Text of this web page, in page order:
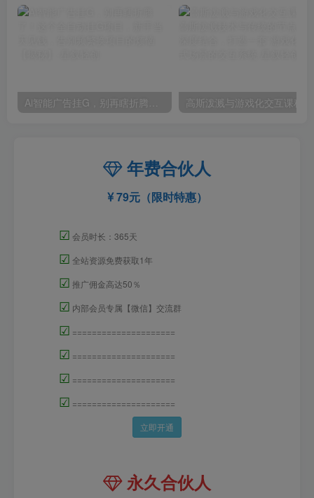
Ai智能广告挂G，别再瞎折腾了！这个全自动挂G项目，新手当天见钱，告别频繁换项目的烦恼【揭秘】
年费合伙人
79元（限时特惠）
☑ 会员时长：365天
☑ 全站资源免费获取1年
☑ 推广佣金高达50％
☑ 内部会员专属【微信】交流群
☑ =====================
☑ =====================
☑ =====================
☑ =====================
立即开通
永久合伙人